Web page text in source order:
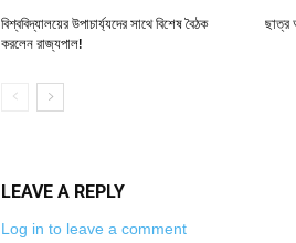
বিশ্ববিদ্যালয়ের উপাচার্য্যদের সাথে বিশেষ বৈঠক
করলেন রাজ্যপাল!
ছাত্র
LEAVE A REPLY
Log in to leave a comment